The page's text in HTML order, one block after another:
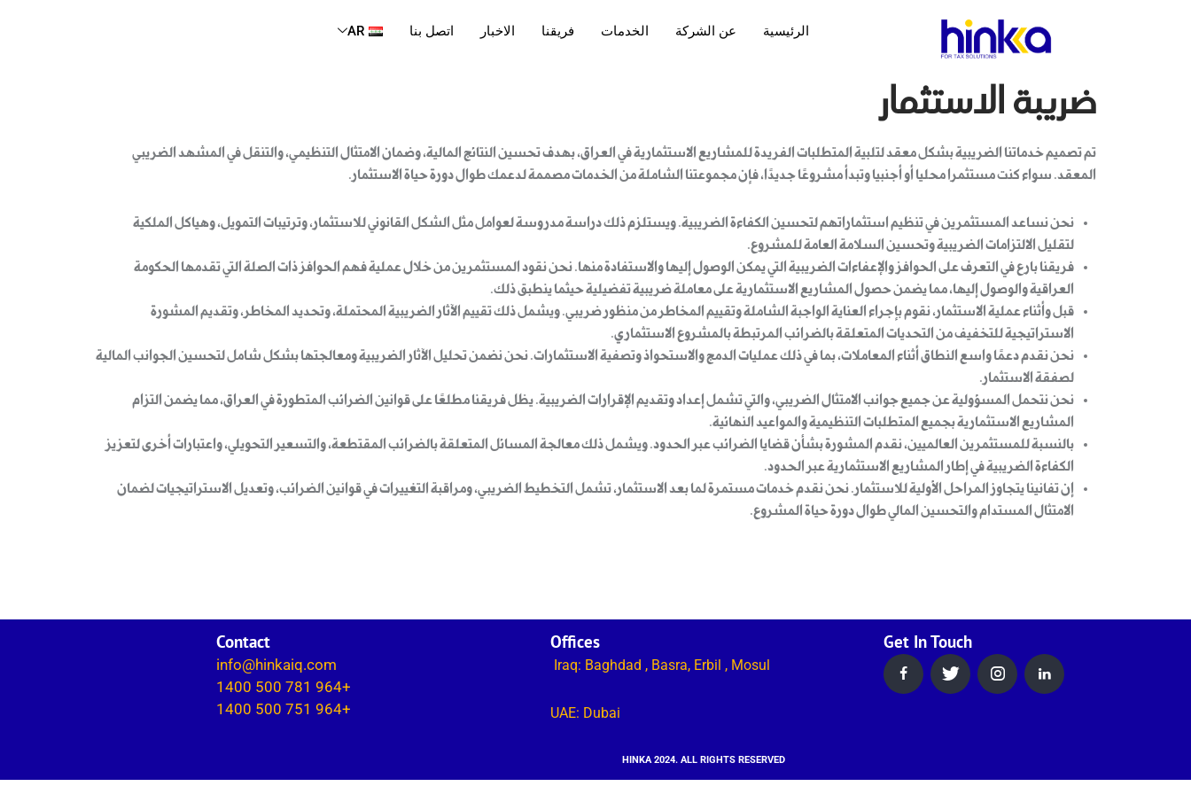
الرئيسية عن الشركة الخدمات فريقنا الاخبار اتصل بنا AR
ضريبة الاستثمار
تم تصميم خدماتنا الضريبية بشكل معقد لتلبية المتطلبات الفريدة للمشاريع الاستثمارية في العراق، بهدف تحسين النتائج المالية، وضمان الامتثال التنظيمي، والتنقل في المشهد الضريبي
المعقد. سواء كنت مستثمرا محليا أو أجنبيا وتبدأ مشروعًا جديدًا، فإن مجموعتنا الشاملة من الخدمات مصممة لدعمك طوال دورة حياة الاستثمار.
نحن نساعد المستثمرين في تنظيم استثماراتهم لتحسين الكفاءة الضريبية. ويستلزم ذلك دراسة مدروسة لعوامل مثل الشكل القانوني للاستثمار، وترتيبات التمويل، وهياكل الملكية
لتقليل الالتزامات الضريبية وتحسين السلامة العامة للمشروع.
فريقنا بارع في التعرف على الحوافز والإعفاءات الضريبية التي يمكن الوصول إليها والاستفادة منها. نحن نقود المستثمرين من خلال عملية فهم الحوافز ذات الصلة التي تقدمها الحكومة
العراقية والوصول إليها، مما يضمن حصول المشاريع الاستثمارية على معاملة ضريبية تفضيلية حيثما ينطبق ذلك.
قبل وأثناء عملية الاستثمار، نقوم بإجراء العناية الواجبة الشاملة وتقييم المخاطر من منظور ضريبي. ويشمل ذلك تقييم الآثار الضريبية المحتملة، وتحديد المخاطر، وتقديم المشورة
الاستراتيجية للتخفيف من التحديات المتعلقة بالضرائب المرتبطة بالمشروع الاستثماري.
نحن نقدم دعمًا واسع النطاق أثناء المعاملات، بما في ذلك عمليات الدمج والاستحواذ وتصفية الاستثمارات. نحن نضمن تحليل الآثار الضريبية ومعالجتها بشكل شامل لتحسين الجوانب المالية
لصفقة الاستثمار.
نحن نتحمل المسؤولية عن جميع جوانب الامتثال الضريبي، والتي تشمل إعداد وتقديم الإقرارات الضريبية. يظل فريقنا مطلعًا على قوانين الضرائب المتطورة في العراق، مما يضمن التزام
المشاريع الاستثمارية بجميع المتطلبات التنظيمية والمواعيد النهائية.
بالنسبة للمستثمرين العالميين، نقدم المشورة بشأن قضايا الضرائب عبر الحدود. ويشمل ذلك معالجة المسائل المتعلقة بالضرائب المقتطعة، والتسعير التحويلي، واعتبارات أخرى لتعزيز
الكفاءة الضريبية في إطار المشاريع الاستثمارية عبر الحدود.
إن تفانينا يتجاوز المراحل الأولية للاستثمار. نحن نقدم خدمات مستمرة لما بعد الاستثمار، تشمل التخطيط الضريبي، ومراقبة التغييرات في قوانين الضرائب، وتعديل الاستراتيجيات لضمان
الامتثال المستدام والتحسين المالي طوال دورة حياة المشروع.
Get In Touch
Offices
Iraq: Baghdad , Basra, Erbil , Mosul
UAE: Dubai
Contact
info@hinkaiq.com
+964 781 500 1400
+964 751 500 1400
HINKA 2024. ALL RIGHTS RESERVED